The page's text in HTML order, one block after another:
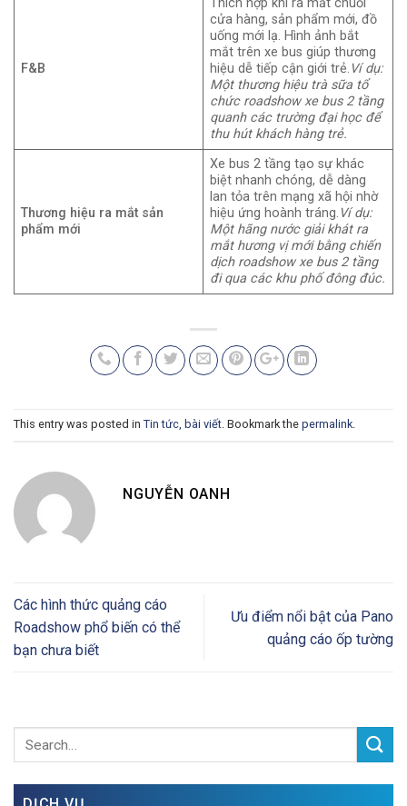
F&B
Thích hợp khi ra mắt chuỗi
cửa hàng, sản phẩm mới, đồ
uống mới lạ. Hình ảnh bắt
mắt trên xe bus giúp thương
hiệu dễ tiếp cận giới trẻ. Ví dụ:
Một thương hiệu trà sữa tổ
chức roadshow xe bus 2 tầng
quanh các trường đại học để
thu hút khách hàng trẻ.
Thương hiệu ra mắt sản
phẩm mới
Xe bus 2 tầng tạo sự khác
biệt nhanh chóng, dễ dàng
lan tỏa trên mạng xã hội nhờ
hiệu ứng hoành tráng. Ví dụ:
Một hãng nước giải khát ra
mắt hương vị mới bằng chiến
dịch roadshow xe bus 2 tầng
đi qua các khu phố đông đúc.
This entry was posted in Tin tức, bài viết. Bookmark the permalink.
NGUYỄN OANH
Các hình thức quảng cáo
Roadshow phổ biến có thể
bạn chưa biết
Ưu điểm nổi bật của Pano
quảng cáo ốp tường